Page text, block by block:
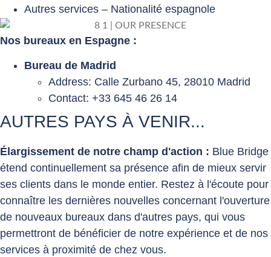
Autres services – Nationalité espagnole
Nos bureaux en Espagne :
Bureau de Madrid
Address: Calle Zurbano 45, 28010 Madrid
Contact: +33 645 46 26 14
AUTRES PAYS À VENIR...
Élargissement de notre champ d'action : Blue Bridge
étend continuellement sa présence afin de mieux servir
ses clients dans le monde entier. Restez à l'écoute pour
connaître les dernières nouvelles concernant l'ouverture
de nouveaux bureaux dans d'autres pays, qui vous
permettront de bénéficier de notre expérience et de nos
services à proximité de chez vous.